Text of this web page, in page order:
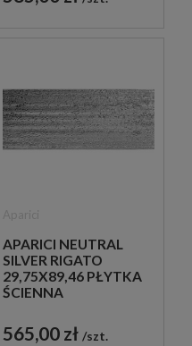
APARICI NEUTRAL
SILVER RIGATO
29,75X89,46 PŁYTKA
ŚCIENNA
565,00 zł szt.